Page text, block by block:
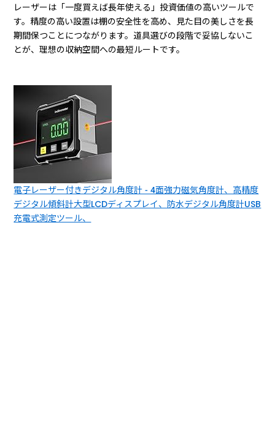
レーザーは「一度買えば長年使える」投資価値の高いツールで
す。精度の高い設置は棚の安全性を高め、見た目の美しさを長
期間保つことにつながります。道具選びの段階で妥協しないこ
とが、理想の収納空間への最短ルートです。
電子レーザー付きデジタル角度計 - 4面強力磁気角度計、高精度
デジタル傾斜計大型LCDディスプレイ、防水デジタル角度計USB
充電式測定ツール、